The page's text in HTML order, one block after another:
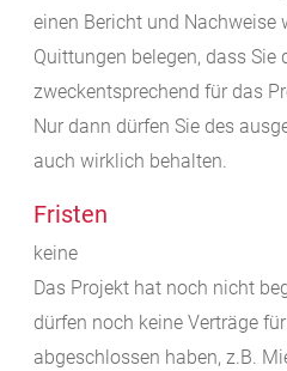
einen Bericht und Nachweise
Quittungen belegen, dass Sie
zweckentsprechend für das
Nur dann dürfen Sie des
auch wirklich behalten.
Fristen
keine
Das Projekt hat noch nicht
dürfen noch keine Verträge
abgeschlossen haben, z.B.